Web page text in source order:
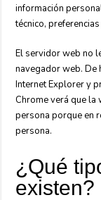
información
técnico,
El servidor web no
navegador web. De
Internet Explorer y
Chrome verá que la
persona porque en
persona.
¿Qué
existen?